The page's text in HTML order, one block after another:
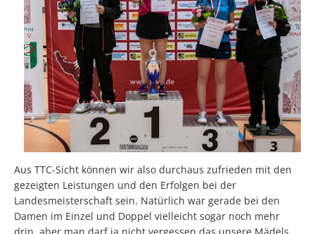
Aus TTC-Sicht können wir also durchaus zufrieden mit den
gezeigten Leistungen und den Erfolgen bei der
Landesmeisterschaft sein. Natürlich war gerade bei den
Damen im Einzel und Doppel vielleicht sogar noch mehr
drin, aber man darf ja nicht vergessen das unsere Mädels